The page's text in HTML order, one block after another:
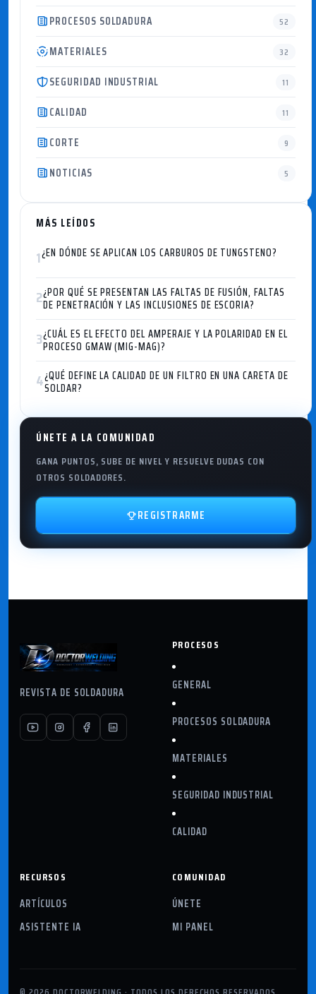
PROCESOS SOLDADURA 52
MATERIALES 32
SEGURIDAD INDUSTRIAL 11
CALIDAD 11
CORTE 9
NOTICIAS 5
MÁS LEÍDOS
1¿EN DÓNDE SE APLICAN LOS CARBUROS DE TUNGSTENO?
2¿POR QUÉ SE PRESENTAN LAS FALTAS DE FUSIÓN, FALTAS
DE PENETRACIÓN Y LAS INCLUSIONES DE ESCORIA?
3¿CUÁL ES EL EFECTO DEL AMPERAJE Y LA POLARIDAD EN EL
PROCESO GMAW (MIG-MAG)?
4¿QUÉ DEFINE LA CALIDAD DE UN FILTRO EN UNA CARETA DE
SOLDAR?
ÚNETE A LA COMUNIDAD
GANA PUNTOS, SUBE DE NIVEL Y RESUELVE DUDAS CON
OTROS SOLDADORES.
REGISTRARME
REVISTA DE SOLDADURA
PROCESOS
GENERAL
PROCESOS SOLDADURA
MATERIALES
SEGURIDAD INDUSTRIAL
CALIDAD
RECURSOS
ARTÍCULOS
ASISTENTE IA
COMUNIDAD
ÚNETE
MI PANEL